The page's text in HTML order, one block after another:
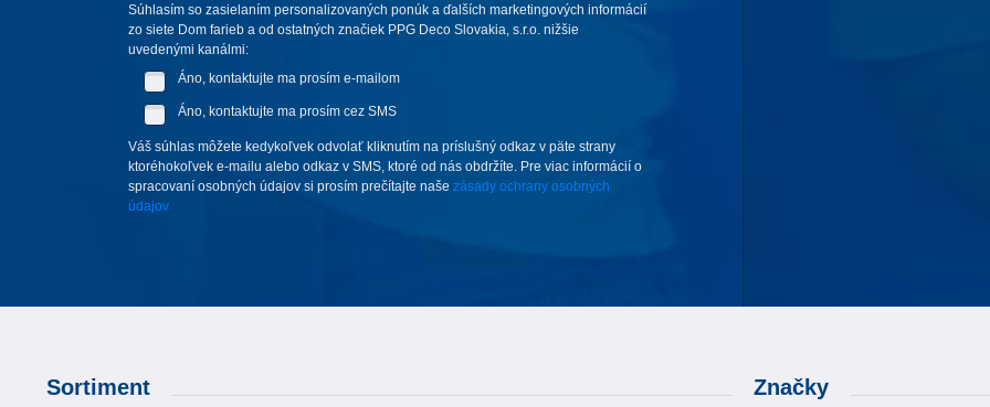
Súhlasím so zasielaním personalizovaných ponúk a ďalších marketingových informácií
zo siete Dom farieb a od ostatných značiek PPG Deco Slovakia, s.r.o. nižšie
uvedenými kanálmi:
Áno, kontaktujte ma prosím e-mailom
Áno, kontaktujte ma prosím cez SMS
Váš súhlas môžete kedykoľvek odvolať kliknutím na príslušný odkaz v päte strany
ktoréhokoľvek e-mailu alebo odkaz v SMS, ktoré od nás obdržíte. Pre viac informácií o
spracovaní osobných údajov si prosím prečítajte naše zásady ochrany osobných
údajov
Sortiment Značky